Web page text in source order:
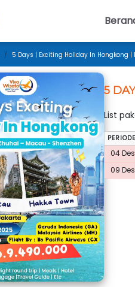
5 Days | Exciting Holiday In Hongkong
5
List
PERIODE
04
09